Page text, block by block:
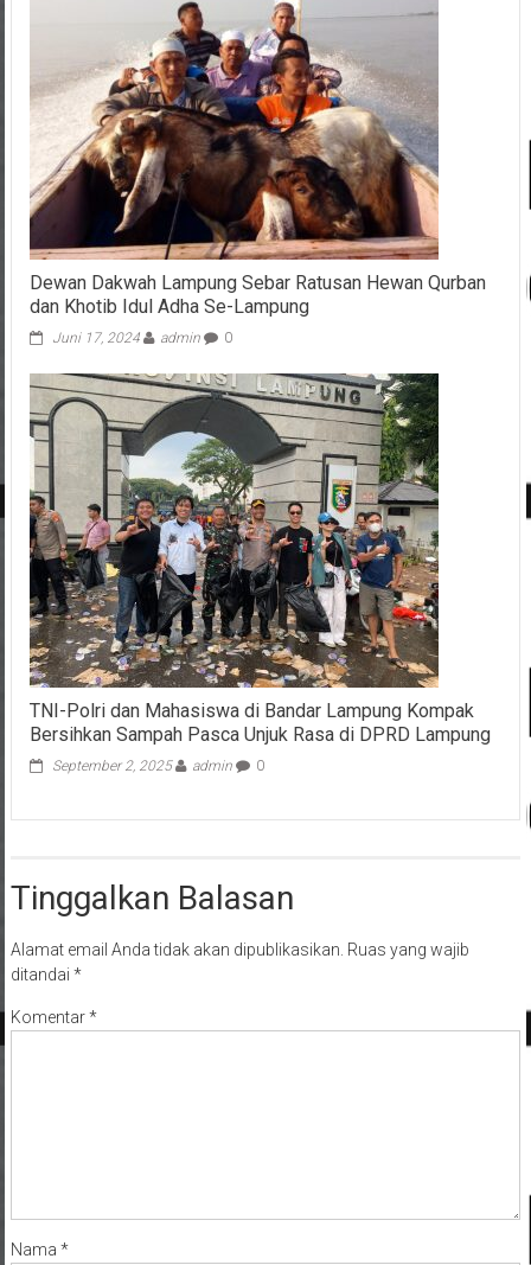
Dewan Dakwah Lampung Sebar Ratusan Hewan Qurban
dan Khotib Idul Adha Se-Lampung
Juni 17, 2024 admin 0
TNI-Polri dan Mahasiswa di Bandar Lampung Kompak
Bersihkan Sampah Pasca Unjuk Rasa di DPRD Lampung
September 2, 2025 admin 0
Tinggalkan Balasan
Alamat email Anda tidak akan dipublikasikan. Ruas yang wajib
ditandai *
Komentar*
Nama *